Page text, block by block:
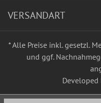
VERSANDART
* Alle Preise inkl. gesetzl.
und ggf.
Developed